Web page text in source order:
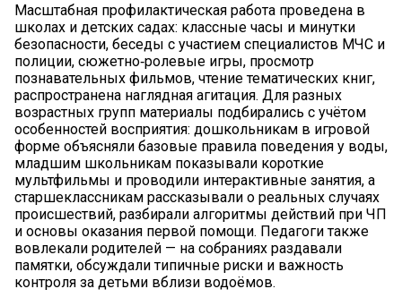
Масштабная профилактическая работа проведена в
школах и детских садах: классные часы и минутки
безопасности, беседы с участием специалистов МЧС и
полиции, сюжетно‑ролевые игры, просмотр
познавательных фильмов, чтение тематических книг,
распространена наглядная агитация. Для разных
возрастных групп материалы подбирались с учётом
особенностей восприятия: дошкольникам в игровой
форме объясняли базовые правила поведения у воды,
младшим школьникам показывали короткие
мультфильмы и проводили интерактивные занятия, а
старшеклассникам рассказывали о реальных случаях
происшествий, разбирали алгоритмы действий при ЧП
и основы оказания первой помощи. Педагоги также
вовлекали родителей — на собраниях раздавали
памятки, обсуждали типичные риски и важность
контроля за детьми вблизи водоёмов.